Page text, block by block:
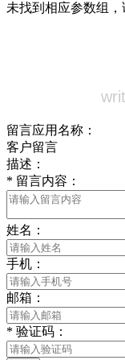
未找到相应参数组
留言应用名称：
客户留言
描述：
* 留言内容：
姓名：
手机：
邮箱：
* 验证码：